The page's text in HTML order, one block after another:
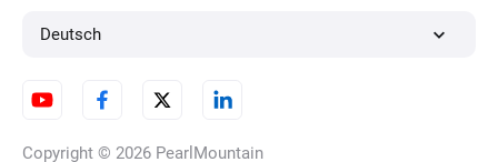
Deutsch
Copyright © 2026 PearlMountain